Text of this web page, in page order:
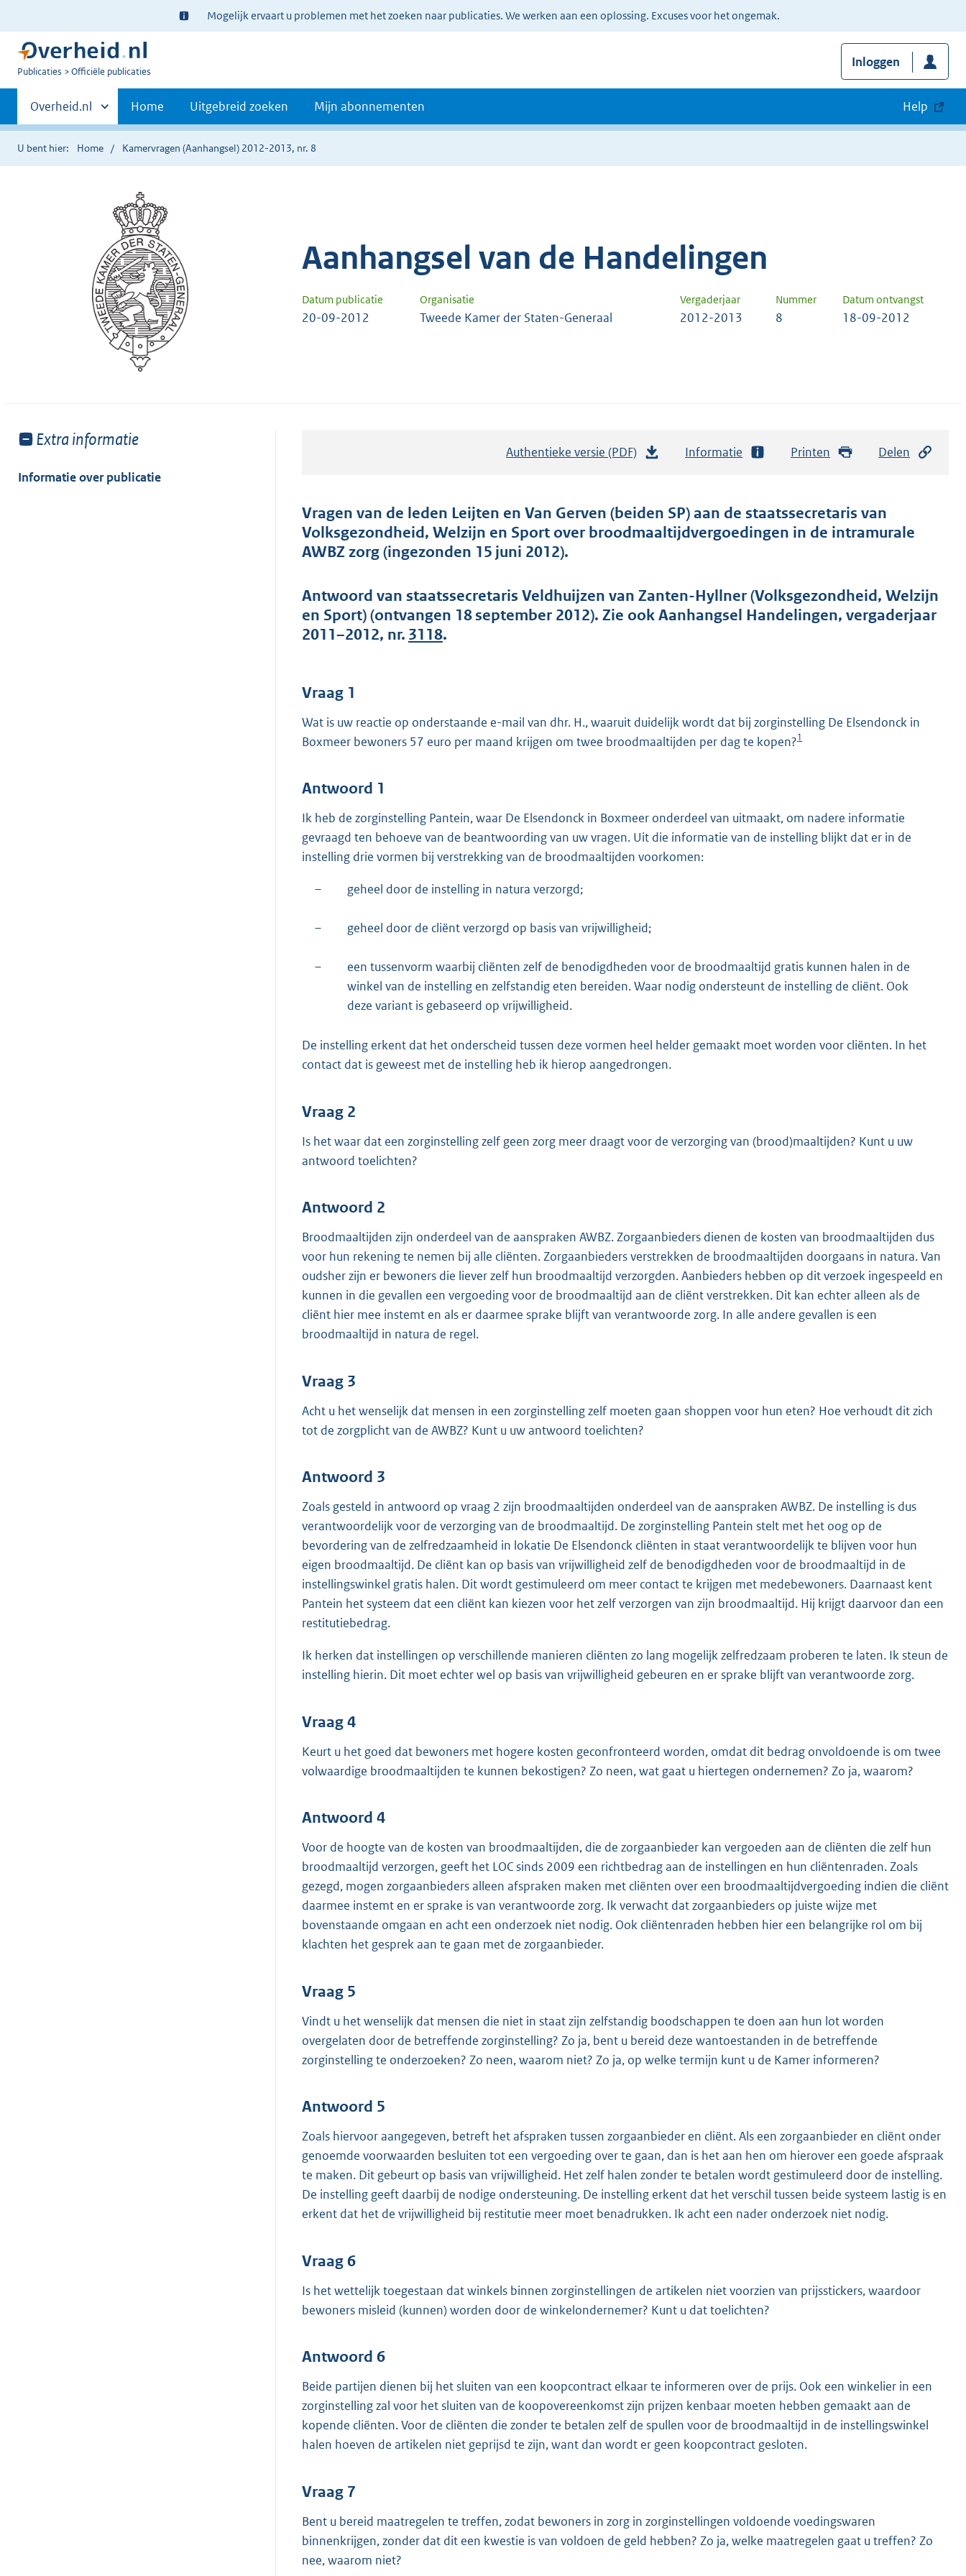
Ter
informatie:
Mogelijk ervaart u problemen met het zoeken naar publicaties. We werken aan een oplossing. Excuses voor het ongemak.
U
Publicaties Officiële publicaties
Inloggen
Primaire
navigatie
Andere
sites
binnen
Overheid.nl Home Uitgebreid zoeken Mijn abonnementen Help
U bent hier: Home Kamervragen (Aanhangsel) 2012-2013, nr. 8
Aanhangsel van de Handelingen
Datum publicatie Organisatie Vergaderjaar Nummer Datum ontvangst
20-09-2012 Tweede Kamer der Staten-Generaal 2012-2013 8 18-09-2012
Toon
van:
Extra informatie
Informatie over publicatie
Authentieke versie (PDF)
t
a
s
e
:
b
Informatie Printen Delen
Vragen van de leden Leijten en Van Gerven (beiden SP) aan de staatssecretaris van
Volksgezondheid, Welzijn en Sport over broodmaaltijdvergoedingen in de intramurale
AWBZ zorg (ingezonden 15 juni 2012).
Antwoord van staatssecretaris Veldhuijzen van Zanten-Hyllner (Volksgezondheid, Welzijn
en Sport) (ontvangen 18 september 2012). Zie ook Aanhangsel Handelingen, vergaderjaar
2011–2012, nr. 3118.
Vraag 1
Wat is uw reactie op onderstaande e-mail van dhr. H., waaruit duidelijk wordt dat bij zorginstelling De Elsendonck in
Boxmeer bewoners 57 euro per maand krijgen om twee broodmaaltijden per dag te kopen?1
Antwoord 1
Ik heb de zorginstelling Pantein, waar De Elsendonck in Boxmeer onderdeel van uitmaakt, om nadere informatie
gevraagd ten behoeve van de beantwoording van uw vragen. Uit die informatie van de instelling blijkt dat er in de
instelling drie vormen bij verstrekking van de broodmaaltijden voorkomen:
– geheel door de instelling in natura verzorgd;
– geheel door de cliënt verzorgd op basis van vrijwilligheid;
–
een tussenvorm waarbij cliënten zelf de benodigdheden voor de broodmaaltijd gratis kunnen halen in de
winkel van de instelling en zelfstandig eten bereiden. Waar nodig ondersteunt de instelling de cliënt. Ook
deze variant is gebaseerd op vrijwilligheid.
De instelling erkent dat het onderscheid tussen deze vormen heel helder gemaakt moet worden voor cliënten. In het
contact dat is geweest met de instelling heb ik hierop aangedrongen.
Vraag 2
Is het waar dat een zorginstelling zelf geen zorg meer draagt voor de verzorging van (brood)maaltijden? Kunt u uw
antwoord toelichten?
Antwoord 2
Broodmaaltijden zijn onderdeel van de aanspraken AWBZ. Zorgaanbieders dienen de kosten van broodmaaltijden dus
voor hun rekening te nemen bij alle cliënten. Zorgaanbieders verstrekken de broodmaaltijden doorgaans in natura. Van
oudsher zijn er bewoners die liever zelf hun broodmaaltijd verzorgden. Aanbieders hebben op dit verzoek ingespeeld en
kunnen in die gevallen een vergoeding voor de broodmaaltijd aan de cliënt verstrekken. Dit kan echter alleen als de
cliënt hier mee instemt en als er daarmee sprake blijft van verantwoorde zorg. In alle andere gevallen is een
broodmaaltijd in natura de regel.
Vraag 3
Acht u het wenselijk dat mensen in een zorginstelling zelf moeten gaan shoppen voor hun eten? Hoe verhoudt dit zich
tot de zorgplicht van de AWBZ? Kunt u uw antwoord toelichten?
Antwoord 3
Zoals gesteld in antwoord op vraag 2 zijn broodmaaltijden onderdeel van de aanspraken AWBZ. De instelling is dus
verantwoordelijk voor de verzorging van de broodmaaltijd. De zorginstelling Pantein stelt met het oog op de
bevordering van de zelfredzaamheid in lokatie De Elsendonck cliënten in staat verantwoordelijk te blijven voor hun
eigen broodmaaltijd. De cliënt kan op basis van vrijwilligheid zelf de benodigdheden voor de broodmaaltijd in de
instellingswinkel gratis halen. Dit wordt gestimuleerd om meer contact te krijgen met medebewoners. Daarnaast kent
Pantein het systeem dat een cliënt kan kiezen voor het zelf verzorgen van zijn broodmaaltijd. Hij krijgt daarvoor dan een
restitutiebedrag.
Ik herken dat instellingen op verschillende manieren cliënten zo lang mogelijk zelfredzaam proberen te laten. Ik steun de
instelling hierin. Dit moet echter wel op basis van vrijwilligheid gebeuren en er sprake blijft van verantwoorde zorg.
Vraag 4
Keurt u het goed dat bewoners met hogere kosten geconfronteerd worden, omdat dit bedrag onvoldoende is om twee
volwaardige broodmaaltijden te kunnen bekostigen? Zo neen, wat gaat u hiertegen ondernemen? Zo ja, waarom?
Antwoord 4
Voor de hoogte van de kosten van broodmaaltijden, die de zorgaanbieder kan vergoeden aan de cliënten die zelf hun
broodmaaltijd verzorgen, geeft het LOC sinds 2009 een richtbedrag aan de instellingen en hun cliëntenraden. Zoals
gezegd, mogen zorgaanbieders alleen afspraken maken met cliënten over een broodmaaltijdvergoeding indien die cliënt
daarmee instemt en er sprake is van verantwoorde zorg. Ik verwacht dat zorgaanbieders op juiste wijze met
bovenstaande omgaan en acht een onderzoek niet nodig. Ook cliëntenraden hebben hier een belangrijke rol om bij
klachten het gesprek aan te gaan met de zorgaanbieder.
Vraag 5
Vindt u het wenselijk dat mensen die niet in staat zijn zelfstandig boodschappen te doen aan hun lot worden
overgelaten door de betreffende zorginstelling? Zo ja, bent u bereid deze wantoestanden in de betreffende
zorginstelling te onderzoeken? Zo neen, waarom niet? Zo ja, op welke termijn kunt u de Kamer informeren?
Antwoord 5
Zoals hiervoor aangegeven, betreft het afspraken tussen zorgaanbieder en cliënt. Als een zorgaanbieder en cliënt onder
genoemde voorwaarden besluiten tot een vergoeding over te gaan, dan is het aan hen om hierover een goede afspraak
te maken. Dit gebeurt op basis van vrijwilligheid. Het zelf halen zonder te betalen wordt gestimuleerd door de instelling.
De instelling geeft daarbij de nodige ondersteuning. De instelling erkent dat het verschil tussen beide systeem lastig is en
erkent dat het de vrijwilligheid bij restitutie meer moet benadrukken. Ik acht een nader onderzoek niet nodig.
Vraag 6
Is het wettelijk toegestaan dat winkels binnen zorginstellingen de artikelen niet voorzien van prijsstickers, waardoor
bewoners misleid (kunnen) worden door de winkelondernemer? Kunt u dat toelichten?
Antwoord 6
Beide partijen dienen bij het sluiten van een koopcontract elkaar te informeren over de prijs. Ook een winkelier in een
zorginstelling zal voor het sluiten van de koopovereenkomst zijn prijzen kenbaar moeten hebben gemaakt aan de
kopende cliënten. Voor de cliënten die zonder te betalen zelf de spullen voor de broodmaaltijd in de instellingswinkel
halen hoeven de artikelen niet geprijsd te zijn, want dan wordt er geen koopcontract gesloten.
Vraag 7
Bent u bereid maatregelen te treffen, zodat bewoners in zorg in zorginstellingen voldoende voedingswaren
binnenkrijgen, zonder dat dit een kwestie is van voldoen de geld hebben? Zo ja, welke maatregelen gaat u treffen? Zo
nee, waarom niet?